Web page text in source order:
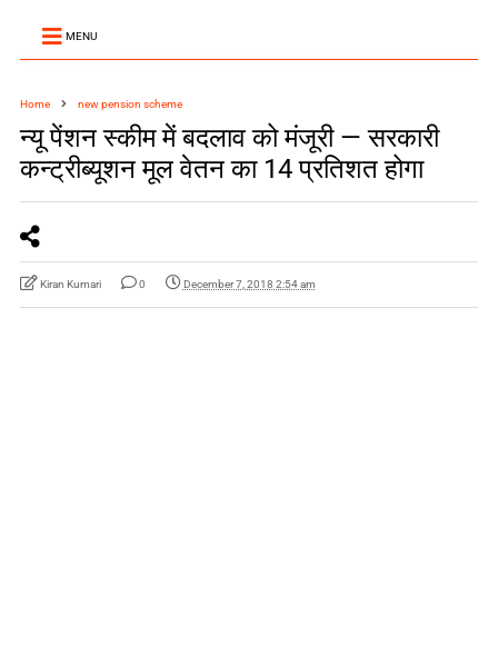
MENU
Home new pension scheme
न्‍यू पेंशन स्‍कीम में बदलाव को मंजूरी — सरकारी
कन्ट्रीब्यूशन मूल वेतन का 14 प्रतिशत होगा
Kiran Kumari 0 December 7, 2018 2:54 am